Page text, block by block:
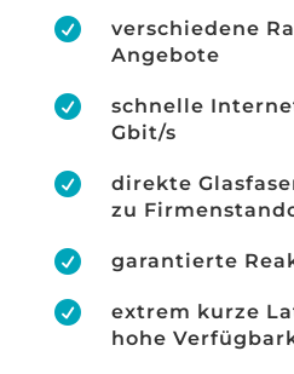

verschiedene
Angebote

schnelle
Gbit/s

direkte
zu
 garantierte

extrem kurze
hohe